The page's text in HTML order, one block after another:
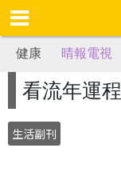
健康 晴報電視
看流年運程
生活副刊